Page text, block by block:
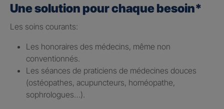
Une solution pour chaque besoin*
Les soins courants: ​
Les honoraires des médecins, même non
conventionnés.​
Les séances de praticiens de médecines douces
(ostéopathes, acupuncteurs, homéopathe,
sophrologues…).​